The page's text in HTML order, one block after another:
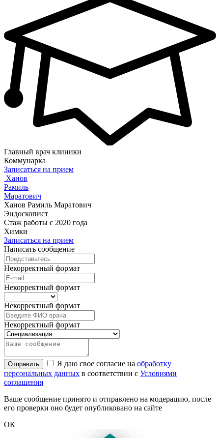
Главный врач клиники
Коммунарка
Записаться на прием
Ханов
Рамиль
Маратович
Ханов Рамиль Маратович
Эндоскопист
Стаж работы с 2020 года
Химки
Записаться на прием
Написать сообщение
Некорректный формат
Некорректный формат
Некорректный формат
Некорректный формат
Отправить Я даю свое согласие на обработку
персональных данных в соответствии с Условиями
соглашения
Ваше сообщение принято и отправлено на модерацию, после
его проверки оно будет опубликовано на сайте
ОК